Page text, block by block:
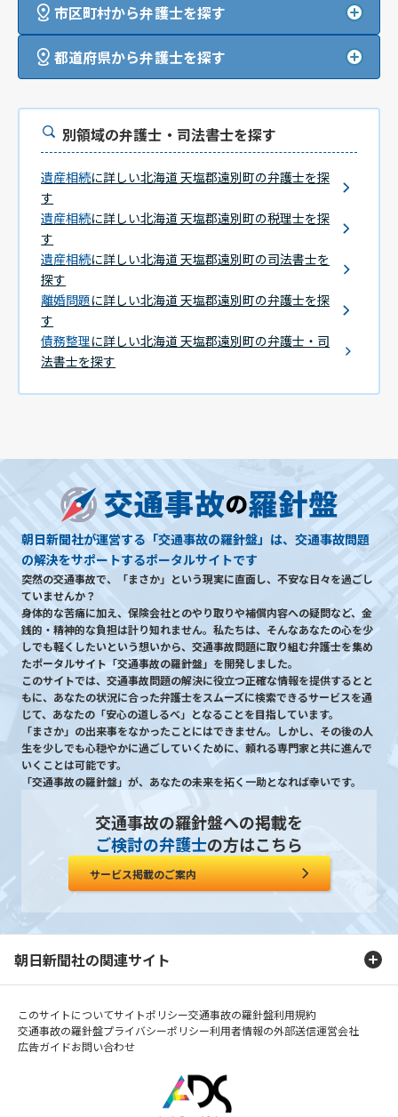
市区町村から弁護士を探す
都道府県から弁護士を探す
別領域の弁護士・司法書士を探す
遺産相続に詳しい北海道 天塩郡遠別町の弁護士を探
す
遺産相続に詳しい北海道 天塩郡遠別町の税理士を探
す
遺産相続に詳しい北海道 天塩郡遠別町の司法書士を
探す
離婚問題に詳しい北海道 天塩郡遠別町の弁護士を探
す
債務整理に詳しい北海道 天塩郡遠別町の弁護士・司
法書士を探す
朝日新聞社が運営する「交通事故の羅針盤」は、交通事故問題
の解決をサポートするポータルサイトです
突然の交通事故で、「まさか」という現実に直面し、不安な日々を過ごし
ていませんか？
身体的な苦痛に加え、保険会社とのやり取りや補償内容への疑問など、金
銭的・精神的な負担は計り知れません。私たちは、そんなあなたの心を少
しでも軽くしたいという想いから、交通事故問題に取り組む弁護士を集め
たポータルサイト「交通事故の羅針盤」を開発しました。
このサイトでは、交通事故問題の解決に役立つ正確な情報を提供するとと
もに、あなたの状況に合った弁護士をスムーズに検索できるサービスを通
じて、あなたの「安心の道しるべ」となることを目指しています。
「まさか」の出来事をなかったことにはできません。しかし、その後の人
生を少しでも心穏やかに過ごしていくために、頼れる専門家と共に進んで
いくことは可能です。
「交通事故の羅針盤」が、あなたの未来を拓く一助となれば幸いです。
交通事故の羅針盤への掲載を
ご検討の弁護士の方はこちら
サービス掲載のご案内
朝日新聞社の関連サイト
このサイトについてサイトポリシー交通事故の羅針盤利用規約
交通事故の羅針盤プライバシーポリシー利用者情報の外部送信運営会社
広告ガイドお問い合わせ